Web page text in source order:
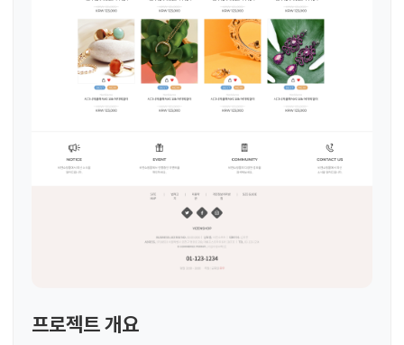
프로젝트 개요